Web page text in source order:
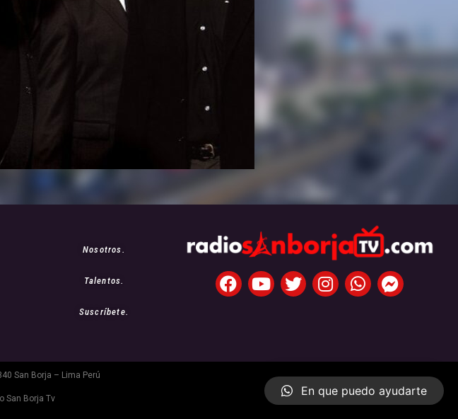
Nosotros.
Talentos.
Suscríbete.
San Borja – Lima Perú
San Borja Tv
En que puedo ayudarte